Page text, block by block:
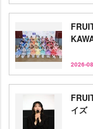
2026-
イズ